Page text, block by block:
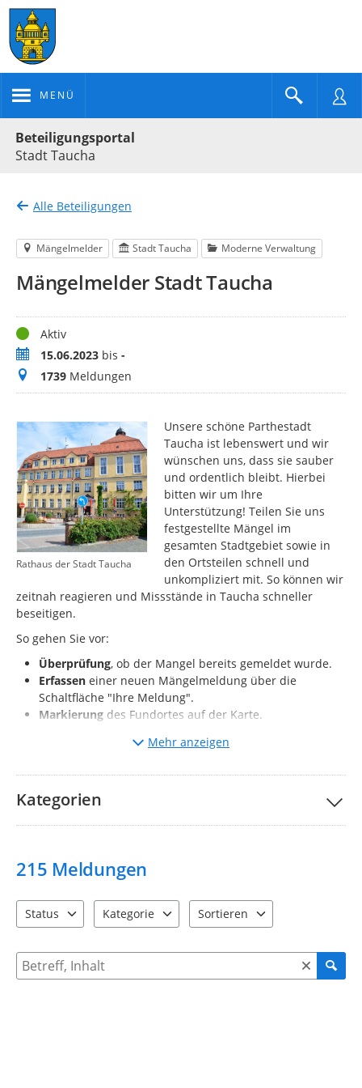
MENÜ
Beteiligungsportal
Stadt Taucha
Alle Beteiligungen
Mängelmelder Stadt Taucha Moderne Verwaltung
Mängelmelder Stadt Taucha
StatusAktiv
Zeitraum15.06.2023 bis -
Meldungen
1739 Meldungen
Rathaus der Stadt Taucha
Unsere schöne Parthestadt
Taucha ist lebenswert und wir
wünschen uns, dass sie sauber
und ordentlich bleibt. Hierbei
bitten wir um Ihre
Unterstützung! Teilen Sie uns
festgestellte Mängel im
gesamten Stadtgebiet sowie in
den Ortsteilen schnell und
unkompliziert mit. So können wir
zeitnah reagieren und Missstände in Taucha schneller
beseitigen.
So gehen Sie vor:
Überprüfung, ob der Mangel bereits gemeldet wurde.
Erfassen einer neuen Mängelmeldung über die
Schaltfläche "Ihre Meldung".
Markierung des Fundortes auf der Karte.
des Mangels und ggf. Hochladen von
Bitte nehmen Sie unsere Teilnahmebedingungen und
zur Kenntnis.
Mehr anzeigen
Kategorien
215 Meldungen
Status
Kategorie
Sortieren
Suche nach Meldungen und Kommentaren